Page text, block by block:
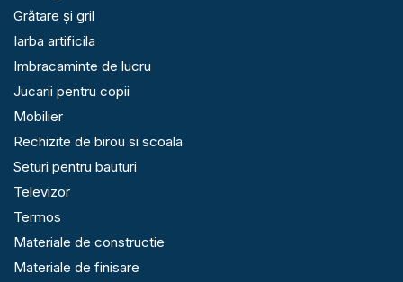
Grătare și gril
Iarba artificila
Imbracaminte de lucru
Jucarii pentru copii
Mobilier
Rechizite de birou si scoala
Seturi pentru bauturi
Televizor
Termos
Materiale de constructie
Materiale de finisare